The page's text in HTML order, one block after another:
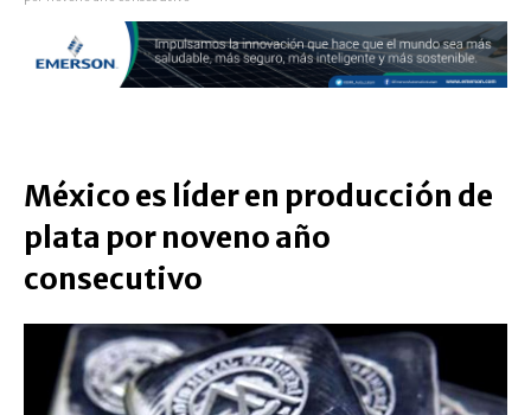
México es líder en producción de
plata por noveno año
consecutivo